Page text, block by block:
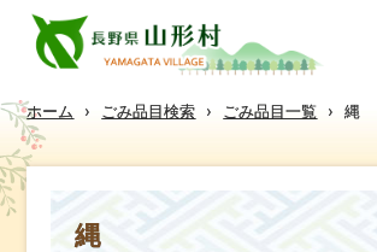
ホーム › ごみ品目検索 › ごみ品目一覧 › 縄
縄